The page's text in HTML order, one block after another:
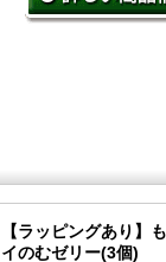
【ラッピングあり
イのむゼリー(3個)